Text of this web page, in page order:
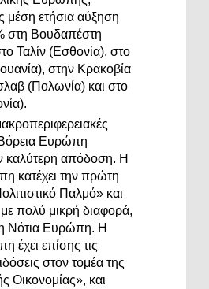
μέση ετήσια αύξηση
στη Βουδαπέστη
Ταλίν (Εσθονία), στο
στην Κρακοβία
(Πολωνία) και στο
Ευρώπη
καλύτερη απόδοση. Η
κατέχει την πρώτη
Παλμό» και
πολύ μικρή διαφορά,
η Νότια Ευρώπη. Η
έχει επίσης τις
στον τομέα της
Οικονομίας», και